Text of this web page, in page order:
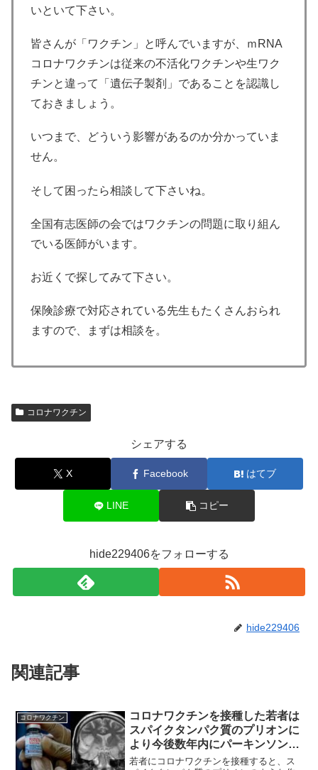
いといて下さい。
皆さんが「ワクチン」と呼んでいますが、ｍRNA
コロナワクチンは従来の不活化ワクチンや生ワク
チンと違って「遺伝子製剤」であることを認識し
ておきましょう。
いつまで、どういう影響があるのか分かっていま
せん。
そして困ったら相談して下さいね。
全国有志医師の会ではワクチンの問題に取り組ん
でいる医師がいます。
お近くで探してみて下さい。
保険診療で対応されている先生もたくさんおられ
ますので、まずは相談を。
コロナワクチン
シェアする
X Facebook はてブ
LINE コピー
hide229406をフォローする
hide229406
関連記事
コロナワクチン
コロナワクチンを接種した若者は
スパイクタンパク質のプリオンに
より今後数年内にパーキンソン病
やアルツハイマーなどの神経変性
若者にコロナワクチンを接種すると、ス